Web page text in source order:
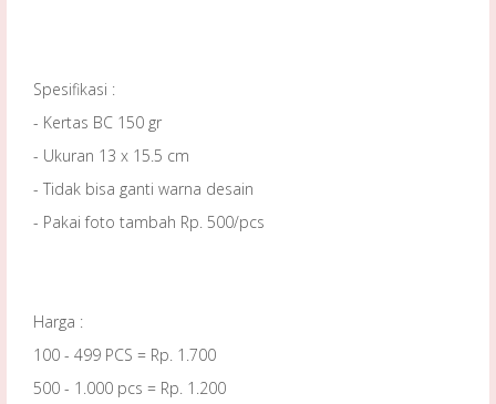
Spesifikasi :
- Kertas BC 150 gr
- Ukuran 13 x 15.5 cm
- Tidak bisa ganti warna desain
- Pakai foto tambah Rp. 500/pcs
Harga :
100 - 499 PCS = Rp. 1.700
500 - 1.000 pcs = Rp. 1.200